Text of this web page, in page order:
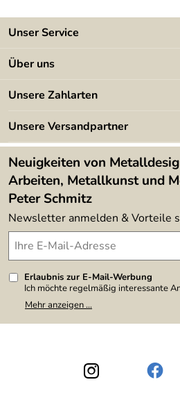
Unser Service
Kontakt
Kundeninformationen
Newsletter
Lieferbedingungen
Über uns
Angebote
Kundenbewertungen (394)
4,9/5
Unsere Zahlarten
Unsere Versandpartner
Neuigkeiten von
Arbeiten, Metallkunst und
Peter Schmitz
Newsletter anmelden & Vorteile
Erlaubnis zur E-Mail-Werbung
Ich möchte regelmäßig interessante
Meine E-Mail-Adresse wird nicht an
weitergegeben. Zu statistischen
den Link "Abmelden" am Ende des
Datenschutzerklärung
habe ich zur
Mehr anzeigen ...